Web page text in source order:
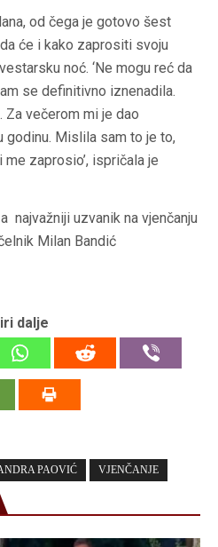
od čega je gotovo šest
će i kako zaprositi svoju
noć. ‘Ne mogu reć da
se definitivno iznenadila.
večerom mi je dao
godinu. Mislila sam to je to,
zaprosio’, ispričala je
najvažniji uzvanik na vjenčanju
Milan Bandić
dalje
PAOVIĆ VJENČANJE